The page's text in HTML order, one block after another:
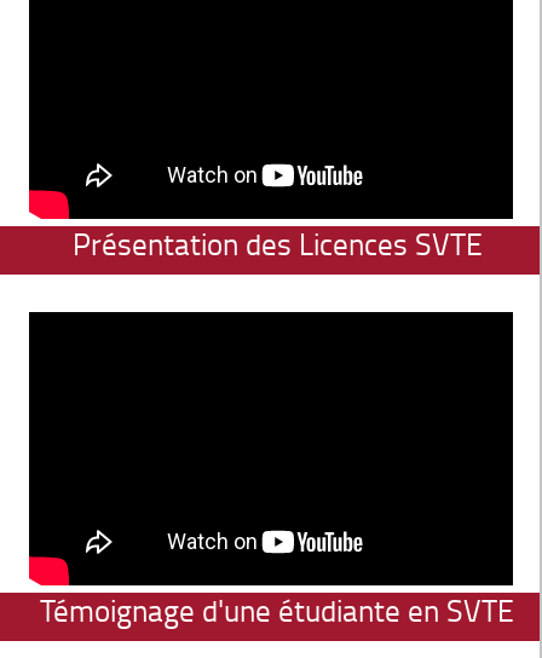
Présentation des Licences SVTE
Témoignage d'une étudiante en SVTE